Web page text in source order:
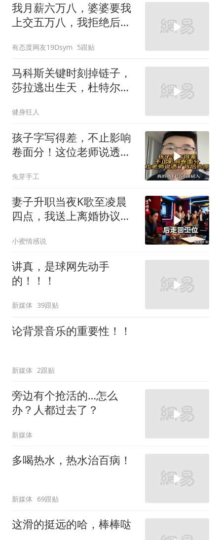
我月薪六万八，婆婆要我
上交五万八，我拒绝后她
离婚
有态度网友19Dsym 5跟贴
马科斯关键时刻掉链子，
莎拉逃出生天，杜特尔特
健身狂人
孩子字写得差，不止影响
卷面分！这位老师说透了
兔芽手工
妻子升职当夜K歌至凌晨
四点，我送上离婚协议果
口：我们谈谈
小蜜情感说
讲真，是球网先动手
的！！！
新媒体 39跟贴
论背景音乐的重要性！！
新媒体 2跟贴
旁边有个抢活的…怎么
办？人都过去了？
新媒体
多喝热水，热水治百病！
新媒体 69跟贴
这滑的挺远的哈，棒棒哒